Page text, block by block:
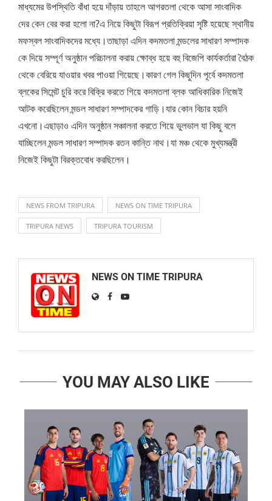
মাধ্যমের উপস্থিতি বাঁধা হয়ে দাঁড়ায় তাহলে আগরতলা থেকে আসা সাংবাদিক
দের কেন বের করা হলো না?এ নিয়ে কিছুটা বিরূপ প্রতিক্রিয়া সৃষ্টি হয়েছে স্থানীয়
মফস্বল সাংবাদিকদের মধ্যে।তাছাড়া এদিন কদমতলা মন্ডলের সাধারণ সম্পাদক
কে দিয়ে সম্পূর্ণ অনুষ্ঠান পরিচালনা করায় ক্ষোব্ধ হয়ে বহু বিজেপি কার্যকর্তারা বৈঠক
থেকে বেরিয়ে যাওয়ার খবর পাওয়া গিয়েছে।কারণ গেল কিছুদিন পূর্বে কদমতলা
ব্লকের সিমেন্ট চুরি করে বিক্রি করতে গিয়ে কদমতলা ব্লক আধিকারিক নিজেই
আটক করেছিলেন মন্ডল সাধারণ সম্পাদকের গাড়ি।যার কোন বিচার হয়নি
এখনো।এছাড়াও এদিন অনুষ্ঠান সঞ্চালনা করতে গিয়ে ভুলভাল যা কিছু বলে
যাচ্ছিলেন মন্ডল সাধারণ সম্পাদক রতন কান্তি নাথ।যা মঞ্চ থেকে মুখ্যমন্ত্রী
নিজেই কিছুটা বিরক্তবোধ করছিলেন।
NEWS FROM TRIPURA NEWS ON TIME TRIPURA
TRIPURA NEWS TRIPURA TOURISM
NEWS ON TIME TRIPURA
YOU MAY ALSO LIKE